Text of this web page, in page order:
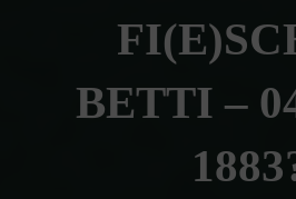
BETTI –